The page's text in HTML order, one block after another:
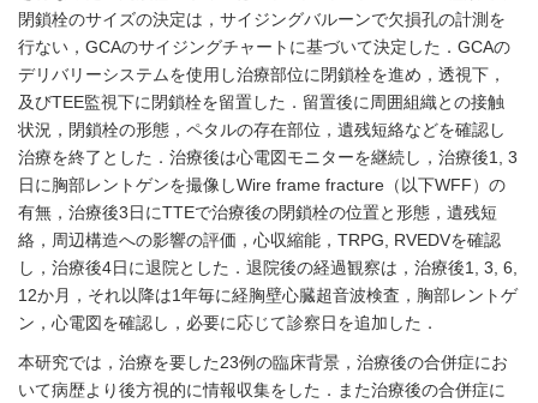
閉鎖栓のサイズの決定は，サイジングバルーンで欠損孔の計測を
行ない，GCAのサイジングチャートに基づいて決定した．GCAの
デリバリーシステムを使用し治療部位に閉鎖栓を進め，透視下，
及びTEE監視下に閉鎖栓を留置した．留置後に周囲組織との接触
状況，閉鎖栓の形態，ペタルの存在部位，遺残短絡などを確認し
治療を終了とした．治療後は心電図モニターを継続し，治療後1, 3
日に胸部レントゲンを撮像しWire frame fracture（以下WFF）の
有無，治療後3日にTTEで治療後の閉鎖栓の位置と形態，遺残短
絡，周辺構造への影響の評価，心収縮能，TRPG, RVEDVを確認
し，治療後4日に退院とした．退院後の経過観察は，治療後1, 3, 6,
12か月，それ以降は1年毎に経胸壁心臓超音波検査，胸部レントゲ
ン，心電図を確認し，必要に応じて診察日を追加した．
本研究では，治療を要した23例の臨床背景，治療後の合併症にお
いて病歴より後方視的に情報収集をした．また治療後の合併症に